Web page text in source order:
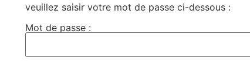
veuillez saisir votre mot de passe ci-dessous :
Mot de passe :